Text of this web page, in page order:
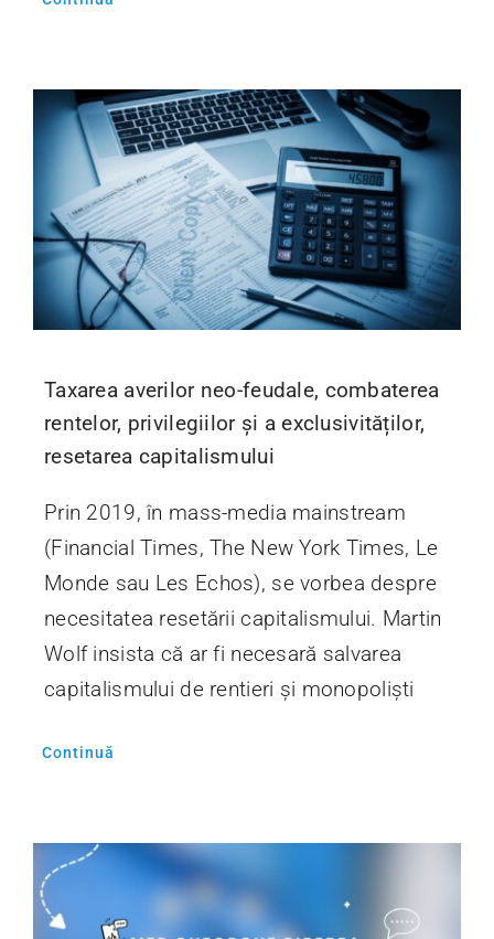
Taxarea averilor neo-feudale, combaterea
rentelor, privilegiilor și a exclusivităților,
resetarea capitalismului
Prin 2019, în mass-media mainstream
(Financial Times, The New York Times, Le
Monde sau Les Echos), se vorbea despre
necesitatea resetării capitalismului. Martin
Wolf insista că ar fi necesară salvarea
capitalismului de rentieri și monopoliști
Continuă